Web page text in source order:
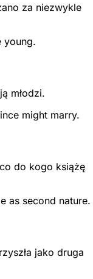
za niezwykle
young.
młodzi.
might marry.
do kogo książę
as second nature.
jako druga